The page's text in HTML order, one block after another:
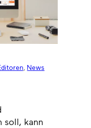
, News
soll, kann